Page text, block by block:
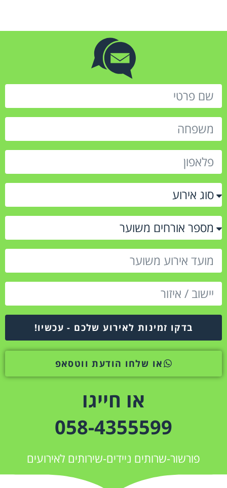
בדקו זמינות לאירוע שלכם - עכשיו!
או שלחו הודעת ווטסאפ
או חייגו
058-4355599
פורשור-שרותים ניידים-שירותים לאירועים